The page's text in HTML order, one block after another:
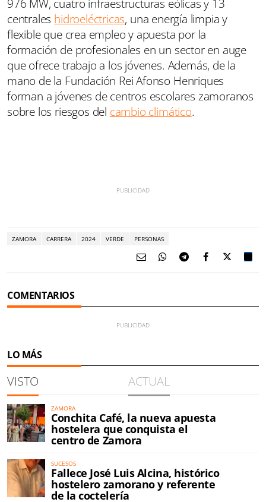
976 MW, cuatro infraestructuras eólicas y 13
centrales hidroeléctricas, una energía limpia y
flexible que crea empleo y apuesta por la
formación de profesionales en un sector en auge
que ofrece trabajo a los jóvenes. Además, de la
mano de la Fundación Rei Afonso Henriques
forman a jóvenes de centros escolares zamoranos
sobre los riesgos del cambio climático.
ZAMORA CARRERA 2024 VERDE PERSONAS
COMENTARIOS
LO MÁS
VISTO ACTUAL
ZAMORA
Conchita Café, la nueva apuesta
hostelera que conquista el
centro de Zamora
SUCESOS
Fallece José Luis Alcina, histórico
hostelero zamorano y referente
de la coctelería